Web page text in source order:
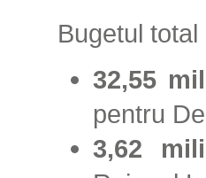
Bugetul
32,55
pentru
3,62